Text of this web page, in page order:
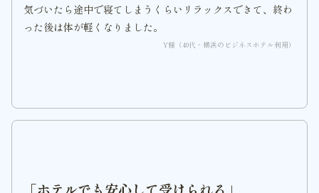
気づいたら途中で寝てしまうくらいリラックスできて、終わ
った後は体が軽くなりました。
Y様（40代・横浜のビジネスホテル利用）